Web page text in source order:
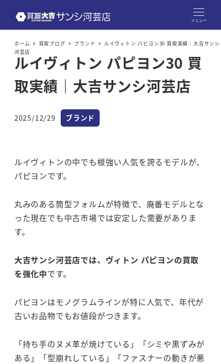
メニュー
ホーム 買取ブログ ブランド
ルイヴィトン パピヨン30 買取実績｜大吉サンシ
河芸店
ルイヴィトン パピヨン30 買
取実績｜大吉サンシ河芸店
投稿日
2025/12/29 カテゴリー
ブランド
ルイヴィトンの中でも根強い人気を誇るモデルが、
パピヨンです。
丸みのある筒型フォルムが特徴で、廃番モデルとな
った現在でも中古市場では安定した需要がありま
す。
大吉サンシ河芸店では、ヴィトン パピヨンの買取
を強化中です。
パピヨンはモノグラムラインが特に人気で、年代が
古いお品物でもお値段がつきます。
「持ち手のヌメ革が焼けている」「シミや黒ずみが
ある」「型崩れしている」「ファスナーの動きが悪